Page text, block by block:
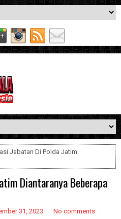
Jabatan Di Polda Jatim
Diantaranya Beberapa
31, 2023 No comments